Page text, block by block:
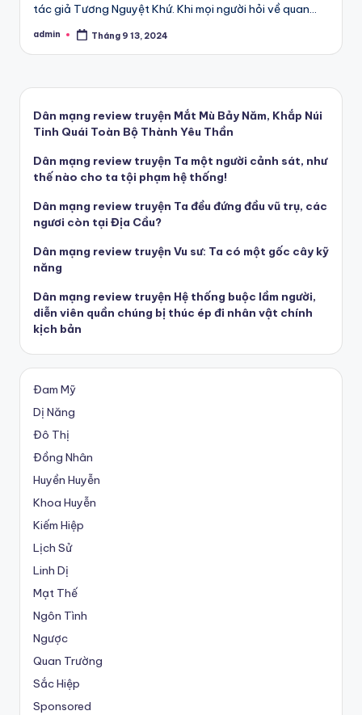
tác giả Tương Nguyệt Khứ. Khi mọi người hỏi về quan…
Posted
admin Tháng 9 13, 2024
Dân mạng review truyện Mắt Mù Bảy Năm, Khắp Núi
Tinh Quái Toàn Bộ Thành Yêu Thần
Dân mạng review truyện Ta một người cảnh sát, như
thế nào cho ta tội phạm hệ thống!
Dân mạng review truyện Ta đều đứng đầu vũ trụ, các
ngươi còn tại Địa Cầu?
Dân mạng review truyện Vu sư: Ta có một gốc cây kỹ
năng
Dân mạng review truyện Hệ thống buộc lầm người,
diễn viên quần chúng bị thúc ép đi nhân vật chính
kịch bản
Đam Mỹ
Dị Năng
Đô Thị
Đồng Nhân
Huyền Huyễn
Khoa Huyễn
Kiếm Hiệp
Lịch Sử
Linh Dị
Mạt Thế
Ngôn Tình
Ngược
Quan Trường
Sắc Hiệp
Sponsored